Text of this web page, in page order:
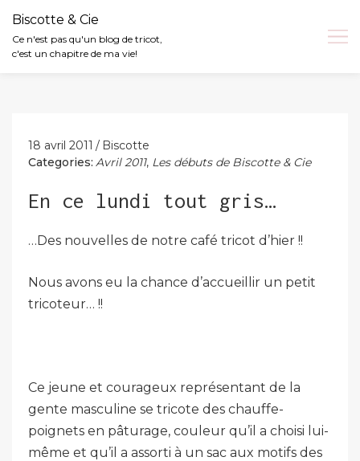
Biscotte & Cie
Ce n'est pas qu'un blog de tricot,
c'est un chapitre de ma vie!
18 avril 2011
Biscotte
Categories: Avril 2011, Les débuts de Biscotte & Cie
En ce lundi tout gris…
…Des nouvelles de notre café tricot d’hier !!
Nous avons eu la chance d’accueillir un petit
tricoteur… !!
Ce jeune et courageux représentant de la
gente masculine se tricote des chauffe-
poignets en pâturage, couleur qu’il a choisi lui-
même et qu’il a assorti à un sac aux motifs des